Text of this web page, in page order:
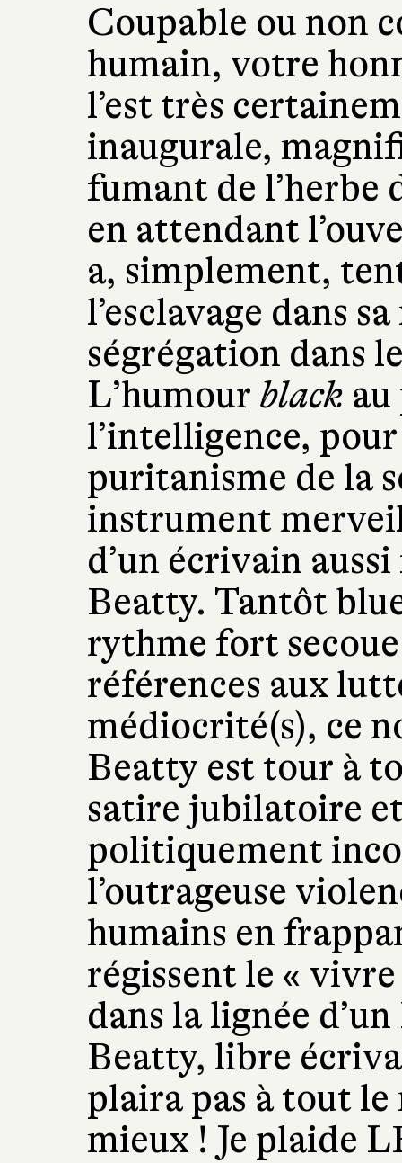
Coupable ou non
humain, votre
l’est très
inaugurale,
fumant de l’herbe
en attendant
a, simplement,
l’esclavage dans
ségrégation dans
L’humour black
l’intelligence,
puritanisme de la
instrument
d’un écrivain
Beatty. Tantôt
rythme fort
références aux
médiocrité(s), ce
Beatty est tour à
satire jubilatoire
politiquement
l’outrageuse
humains en
régissent le «
dans la lignée
Beatty, libre
plaira pas à tout le
mieux ! Je plaide